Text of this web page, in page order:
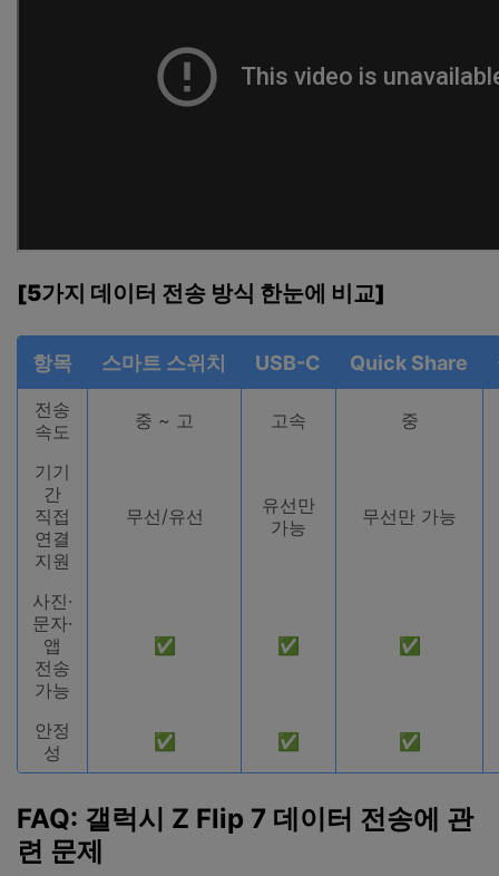
[5가지 데이터 전송 방식 한눈에 비교]
항목 스마트 스위치 USB-C Quick Share
전송
속도
중 ~ 고 고속 중
기기
간
직접
연결
지원
무선/유선
유선만
가능
무선만 가능
사진·
문자·
앱
전송
가능
✅ ✅ ✅
안정
성
✅ ✅ ✅
FAQ: 갤럭시 Z Flip 7 데이터 전송에 관
련 문제